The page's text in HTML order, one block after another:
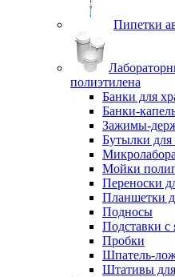
Пипетки
полиэтилена
Банки для
Банки-
Зажимы-
Бутылки для
Мойки
Переноски
Планшетки
Подносы
Подставки с
Пробки
Шпатель-
Штативы